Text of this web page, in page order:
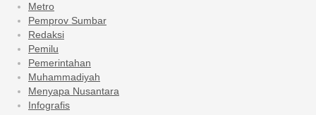
Metro
Pemprov Sumbar
Redaksi
Pemilu
Pemerintahan
Muhammadiyah
Menyapa Nusantara
Infografis